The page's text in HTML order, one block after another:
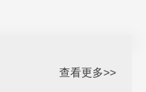
查看更多>>